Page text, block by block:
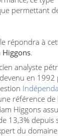
permettant
répondra à
.
analyste
en 1992
référence
Higgons
13,3% depuis
du domaine.